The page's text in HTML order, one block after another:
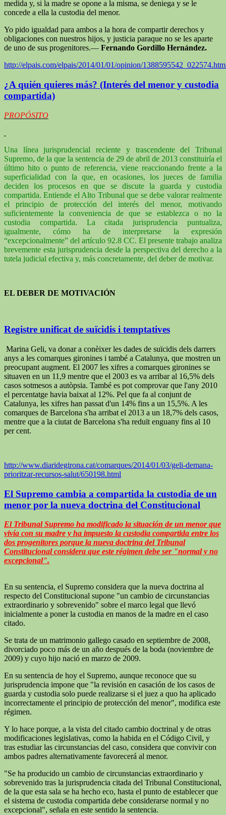
medida y, si la madre se opone a la misma, se deniega y se le
concede a ella la custodia del menor.
Yo pido igualdad para ambos a la hora de compartir derechos y
obligaciones con nuestros hijos, y justicia paraque no se les aparte
de uno de sus progenitores.— Fernando Gordillo Hernández.
http://elpais.com/elpais/2014/01/01/opinion/
¿A quién quieres más? (Interés del menor y custodia
compartida)
PROPÓSITO
Una línea jurisprudencial reciente y trascendente del Tribunal
Supremo, de la que la sentencia de 29 de abril de 2013 constituiría el
último hito o punto de referencia, viene reaccionando frente a la
superficialidad con la que, en ocasiones, los jueces de familia
deciden los procesos en que se discute la guarda y custodia
compartida. Entiende el Alto Tribunal que se debe valorar realmente
el principio de protección del interés del menor, motivando
suficientemente la conveniencia de que se establezca o no la
custodia compartida. La citada jurisprudencia puntualiza,
igualmente, cómo ha de interpretarse la expresión
“excepcionalmente” del artículo 92.8 CC. El presente trabajo analiza
brevemente esta jurisprudencia desde la perspectiva del derecho a la
tutela judicial efectiva y, más concretamente, del deber de motivar.
EL DEBER DE MOTIVACIÓN
Registre unificat de suïcidis i temptatives
Marina Geli, va donar a conèixer les dades de suïcidis dels darrers
anys a les comarques gironines i també a Catalunya, que mostren un
preocupant augment. El 2007 les xifres a comarques gironines se
situaven en un 11,9 mentre que el 2003 es va arribar al 16,5% dels
casos sotmesos a autòpsia. També es pot comprovar que l'any 2010
el percentatge havia baixat al 12%. Pel que fa al conjunt de
Catalunya, les xifres han passat d'un 14% fins a un 15,5%. A les
comarques de Barcelona s'ha arribat el 2013 a un 18,7% dels casos,
mentre que a la ciutat de Barcelona s'ha reduït enguany fins al 10
per cent.
http://www.diaridegirona.cat/comarques/2014/01/03/geli-demana-
prioritzar-recursos-salut/650198.html
El Supremo cambia a compartida la custodia de un
menor por la nueva doctrina del Constitucional
El Tribunal Supremo ha modificado la situación de un menor que
vivía con su madre y ha impuesto la custodia compartida entre los
dos progenitores porque la nueva doctrina del Tribunal
Constitucional considera que este régimen debe ser "normal y no
excepcional".
En su sentencia, el Supremo considera que la nueva doctrina al
respecto del Constitucional supone "un cambio de circunstancias
extraordinario y sobrevenido" sobre el marco legal que llevó
inicialmente a poner la custodia en manos de la madre en el caso
citado.
Se trata de un matrimonio gallego casado en septiembre de 2008,
divorciado poco más de un año después de la boda (noviembre de
2009) y cuyo hijo nació en marzo de 2009.
En su sentencia de hoy el Supremo, aunque reconoce que su
jurisprudencia impone que "la revisión en casación de los casos de
guarda y custodia solo puede realizarse si el juez a quo ha aplicado
incorrectamente el principio de protección del menor", modifica este
régimen.
Y lo hace porque, a la vista del citado cambio doctrinal y de otras
modificaciones legislativas, como la habida en el Código Civil, y
tras estudiar las circunstancias del caso, considera que convivir con
ambos padres alternativamente favorecerá al menor.
"Se ha producido un cambio de circunstancias extraordinario y
sobrevenido tras la jurisprudencia citada del Tribunal Constitucional,
de la que esta sala se ha hecho eco, hasta el punto de establecer que
el sistema de custodia compartida debe considerarse normal y no
excepcional", señala en este sentido la sentencia.